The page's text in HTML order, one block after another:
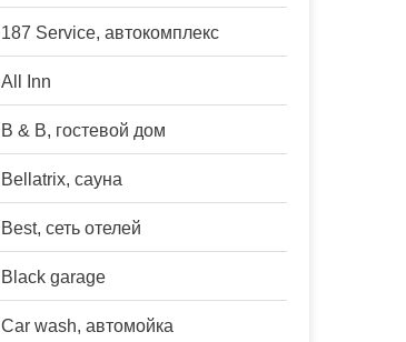
187 Service, автокомплекс
All Inn
B & B, гостевой дом
Bellatrix, сауна
Best, сеть отелей
Black garage
Car wash, автомойка